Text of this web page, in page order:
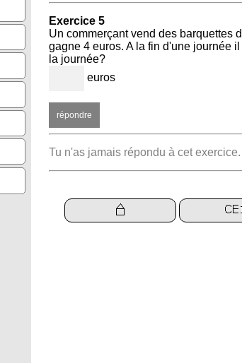
Exercice 5
Un commerçant vend des barquettes
gagne 4 euros. A la fin d'une journée
la journée?
euros
Tu n'as jamais répondu à cet exercice.